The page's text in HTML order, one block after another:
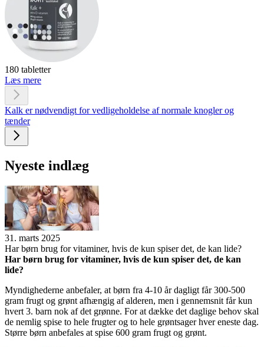
180 tabletter
Læs mere
Kalk er nødvendigt for vedligeholdelse af normale knogler og
tænder
Nye­ste ind­læg
31. marts 2025
Har børn brug for vita­mi­ner, hvis de kun spi­ser det, de kan lide?
Har børn brug for vita­mi­ner, hvis de kun spi­ser det, de kan
lide?
Myndighederne anbefaler, at børn fra 4-10 år dagligt får 300-500
gram frugt og grønt afhængig af alderen, men i gennemsnit får kun
hvert 3. barn nok af det grønne. For at dække det daglige behov skal
de nemlig spise to hele frugter og to hele grøntsager hver eneste dag.
Større børn anbefales at spise 600 gram frugt og grønt.